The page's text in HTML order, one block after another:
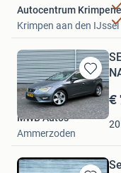
Autocentrum
Krimpen aan den IJssel
Bewaren
in
Mijn
Favorieten
€
MWB Auto's
Ammerzoden